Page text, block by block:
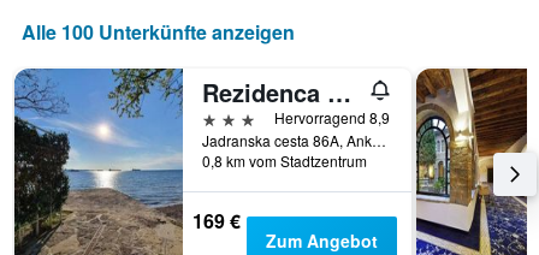
Alle 100 Unterkünfte anzeigen
Rezidenca Ortus
3 Sterne
Hervorragend 8,9
Jadranska cesta 86A, Ankaran, Slowenien
0,8 km vom Stadtzentrum
169 €
Zum Angebot